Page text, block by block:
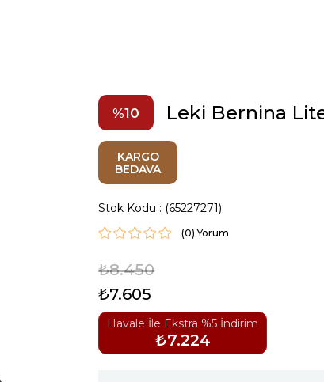
10 Leki Bernina
KARGO
BEDAVA
Stok Kodu (65227271)
(0)
₺8.450
₺7.605
Havale İle Ekstra %5 İndirim
₺7.224